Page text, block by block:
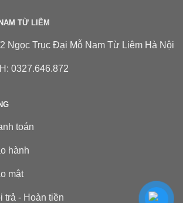
TỪ LIÊM
Ngọc Trục Đại Mỗ Nam Từ Liêm Hà Nội
0327.646.872
toán
hành
mật
trả - Hoàn tiền